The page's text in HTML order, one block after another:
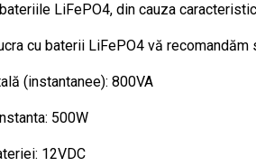
LiFePO4, din cauza
cu baterii LiFePO4 vă
(instantanee): 800VA
500W
12VDC